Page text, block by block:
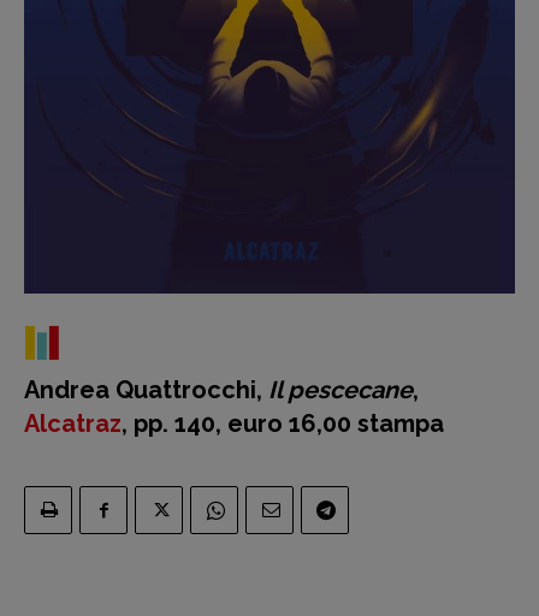
Recensioni
RUBRICHE
Fumetti
Libro & Film
Opera prima
Andrea Quattrocchi, Il pescecane,
Alcatraz, pp. 140, euro 16,00 stampa